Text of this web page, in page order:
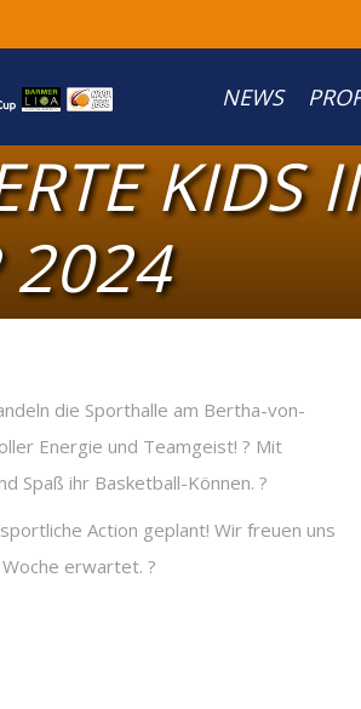
NEWS
KIDS
2024
die Sporthalle am Bertha-von-
Energie und Teamgeist! ? Mit
Spaß ihr Basketball-Können. ?
Action geplant! Wir freuen uns
erwartet. ?